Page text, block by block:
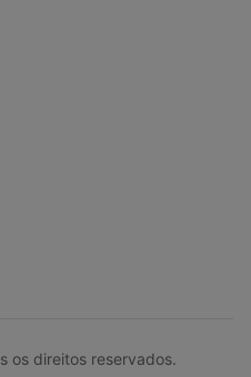
os direitos reservados.